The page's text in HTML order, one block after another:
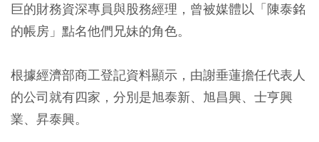
巨的財務資深專員與股務經理，曾被媒體以「陳泰銘
的帳房」點名他們兄妹的角色。
根據經濟部商工登記資料顯示，由謝垂蓮擔任代表人
的公司就有四家，分別是旭泰新、旭昌興、士亨興
業、昇泰興。